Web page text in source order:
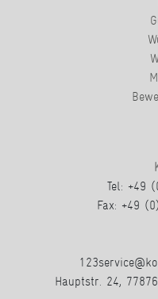
Tel: +49
Fax: +49
Hauptstr. 24,